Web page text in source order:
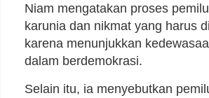
Niam mengatakan proses
karunia dan nikmat yang harus
karena menunjukkan
dalam berdemokrasi.
Selain itu, ia menyebutkan